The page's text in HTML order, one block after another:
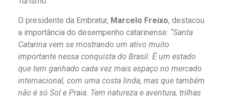
O presidente da Embratur, Marcelo Freixo, destacou
a importância do desempenho catarinense: “Santa
Catarina vem se mostrando um ativo muito
importante nessa conquista do Brasil. É um estado
que tem ganhado cada vez mais espaço no mercado
internacional, com uma costa linda, mas que também
não é só Sol e Praia. Tem natureza e aventura, trilhas